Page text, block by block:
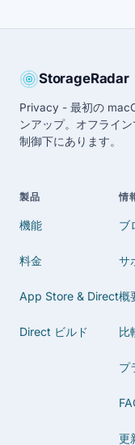
StorageRadar
Privacy - 最初の
ンアップ。オフライ
制御下にあります。
製品
機能
料金
App Store & Direct
Direct ビルド
情
ブ
サ
概
比
プ
更